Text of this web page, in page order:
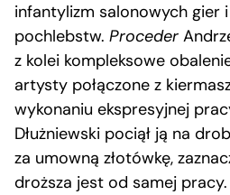
infantylizm salonowych gier
pochlebstw. Proceder
z kolei kompleksowe
artysty połączone z
wykonaniu ekspresyjnej
Dłużniewski pociął ją na
za umowną złotówkę,
droższa jest od samej pracy.